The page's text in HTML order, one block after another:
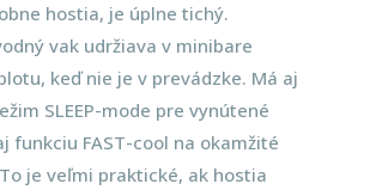
hostia, je úplne tichý.
vak udržiava v minibare
keď nie je v prevádzke. Má aj
SLEEP-mode pre vynútené
funkciu FAST-cool na okamžité
je veľmi praktické, ak hostia